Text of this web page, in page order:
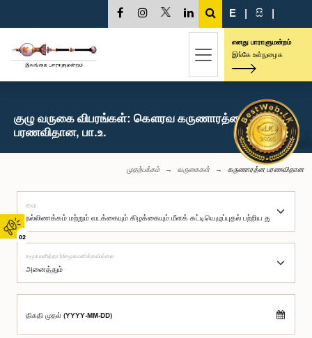
02
E | සි |
எனது பாராளுமன்றம்
இங்கே உள்நுழைக
குழு வருகை விபரங்கள்: கௌரவ கருணாரத்ன
பரணவிதான, பா.உ.
முதற்பக்கம் வருகைகள் கருணாரத்ன பரணவிதான
குழு
சமூகமளித்தார்/சமூகமளிக்கவில்லை
திகதி முதல் (YYYY-MM-DD)